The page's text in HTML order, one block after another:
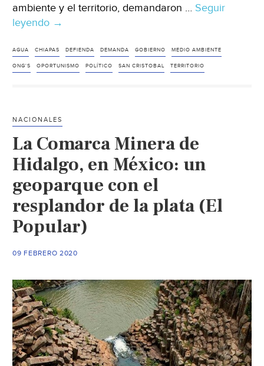
ambiente y el territorio, demandaron … Seguir
leyendo ONGs
Chiapas
piden
defienda
el
agua
(La
Jornada)
→
AGUA CHIAPAS DEFIENDA DEMANDA GOBIERNO MEDIO AMBIENTE
ONG'S OPORTUNISMO POLÍTICO SAN CRISTOBAL TERRITORIO
NACIONALES
La Comarca Minera de
Hidalgo, en México: un
geoparque con el
resplandor de la plata (El
Popular)
09 FEBRERO 2020